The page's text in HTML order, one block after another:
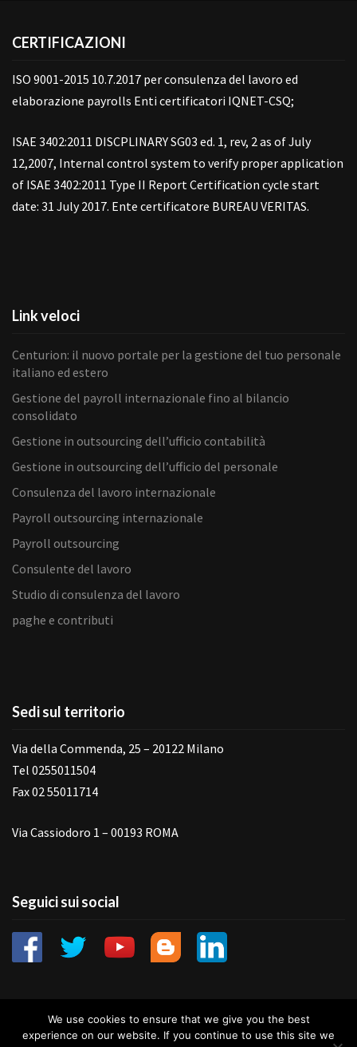
CERTIFICAZIONI
ISO 9001-2015 10.7.2017 per consulenza del lavoro ed
elaborazione payrolls Enti certificatori IQNET-CSQ;
ISAE 3402:2011 DISCPLINARY SG03 ed. 1, rev, 2 as of July
12,2007, Internal control system to verify proper application
of ISAE 3402:2011 Type II Report Certification cycle start
date: 31 July 2017. Ente certificatore BUREAU VERITAS.
Link veloci
Centurion: il nuovo portale per la gestione del tuo personale
italiano ed estero
Gestione del payroll internazionale fino al bilancio
consolidato
Gestione in outsourcing dell’ufficio contabilità
Gestione in outsourcing dell’ufficio del personale
Consulenza del lavoro internazionale
Payroll outsourcing internazionale
Payroll outsourcing
Consulente del lavoro
Studio di consulenza del lavoro
paghe e contributi
Sedi sul territorio
Via della Commenda, 25 – 20122 Milano
Tel 0255011504
Fax 02 55011714
Via Cassiodoro 1 – 00193 ROMA
Seguici sui social
We use cookies to ensure that we give you the best
experience on our website. If you continue to use this site we